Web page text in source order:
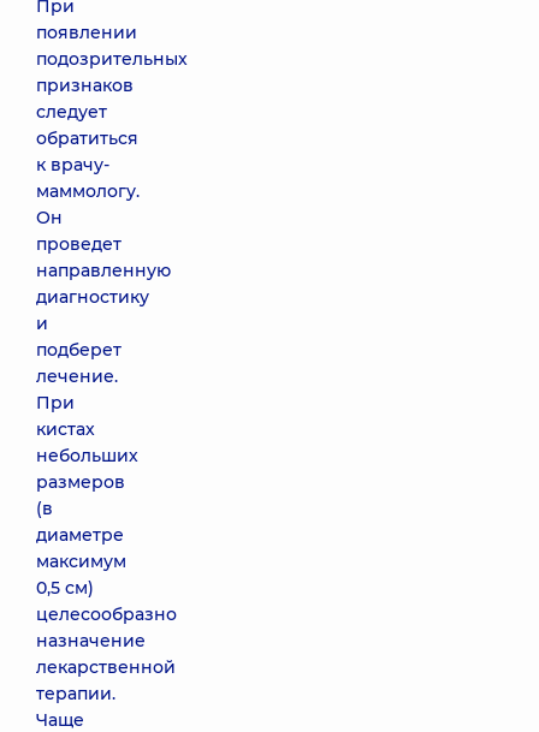
При
появлении
подозрительных
признаков
следует
обратиться
к врачу-
маммологу.
Он
проведет
направленную
диагностику
и
подберет
лечение.
При
кистах
небольших
размеров
(в
диаметре
максимум
0,5 см)
целесообразно
назначение
лекарственной
терапии.
Чаще